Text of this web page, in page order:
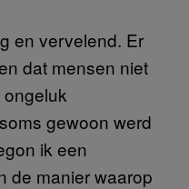
en vervelend. Er
dat mensen niet
gewoon werd
ik een
de manier waarop